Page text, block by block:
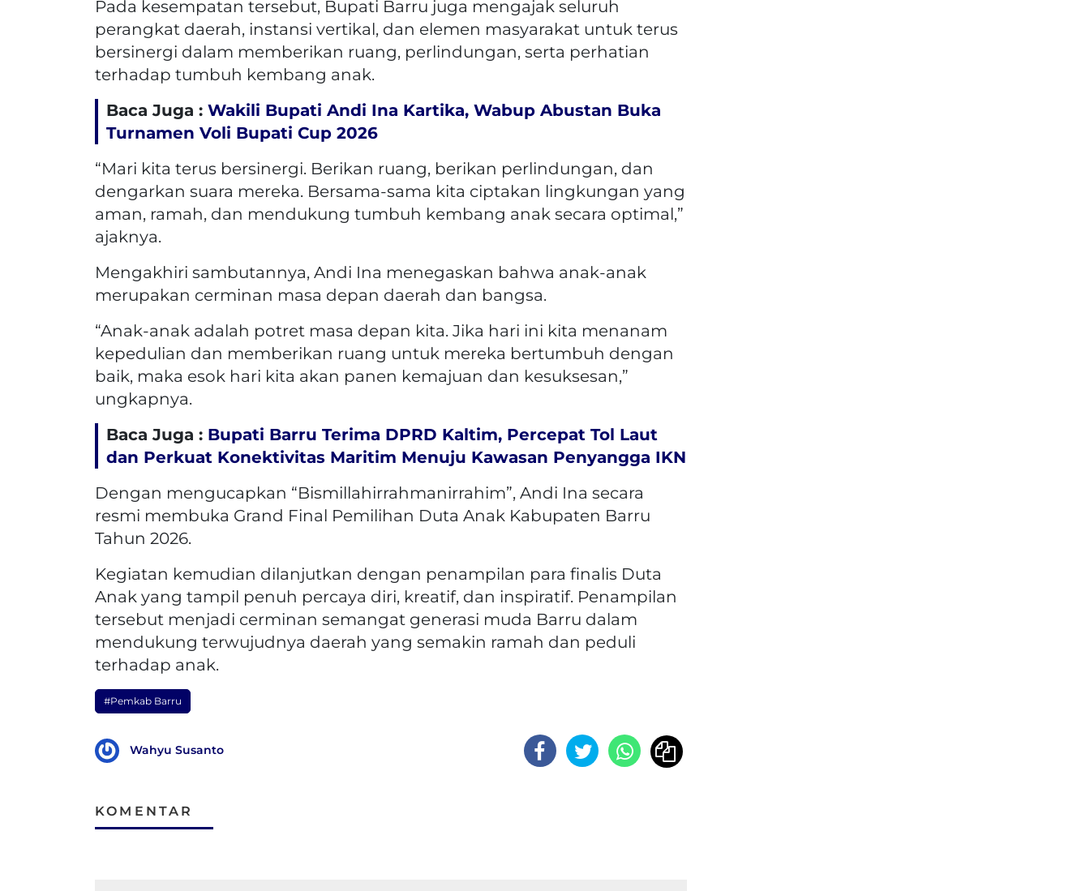
Pada kesempatan tersebut, Bupati Barru juga mengajak seluruh
perangkat daerah, instansi vertikal, dan elemen masyarakat untuk terus
bersinergi dalam memberikan ruang, perlindungan, serta perhatian
terhadap tumbuh kembang anak.
Baca Juga : Wakili Bupati Andi Ina Kartika, Wabup Abustan Buka
Turnamen Voli Bupati Cup 2026
“Mari kita terus bersinergi. Berikan ruang, berikan perlindungan, dan
dengarkan suara mereka. Bersama-sama kita ciptakan lingkungan yang
aman, ramah, dan mendukung tumbuh kembang anak secara optimal,”
ajaknya.
Mengakhiri sambutannya, Andi Ina menegaskan bahwa anak-anak
merupakan cerminan masa depan daerah dan bangsa.
“Anak-anak adalah potret masa depan kita. Jika hari ini kita menanam
kepedulian dan memberikan ruang untuk mereka bertumbuh dengan
baik, maka esok hari kita akan panen kemajuan dan kesuksesan,”
ungkapnya.
Baca Juga : Bupati Barru Terima DPRD Kaltim, Percepat Tol Laut
dan Perkuat Konektivitas Maritim Menuju Kawasan Penyangga IKN
Dengan mengucapkan “Bismillahirrahmanirrahim”, Andi Ina secara
resmi membuka Grand Final Pemilihan Duta Anak Kabupaten Barru
Tahun 2026.
Kegiatan kemudian dilanjutkan dengan penampilan para finalis Duta
Anak yang tampil penuh percaya diri, kreatif, dan inspiratif. Penampilan
tersebut menjadi cerminan semangat generasi muda Barru dalam
mendukung terwujudnya daerah yang semakin ramah dan peduli
terhadap anak.
#Pemkab Barru
Wahyu Susanto
KOMENTAR